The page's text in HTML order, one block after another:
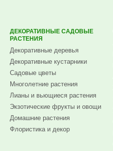
ДЕКОРАТИВНЫЕ САДОВЫЕ
РАСТЕНИЯ
Декоративные деревья
Декоративные кустарники
Садовые цветы
Многолетние растения
Лианы и вьющиеся растения
Экзотические фрукты и овощи
Домашние растения
Флористика и декор